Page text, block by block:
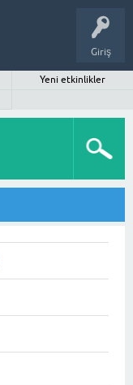
Giriş
Yeni etkinlikler